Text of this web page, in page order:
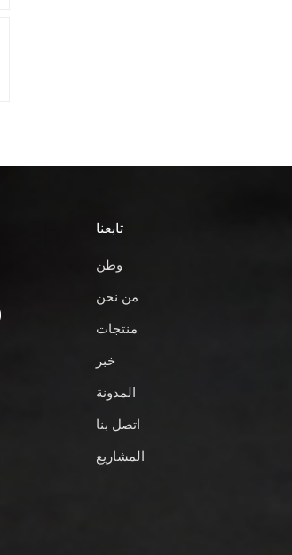
تابعنا
وطن
من نحن
منتجات
خبر
المدونة
اتصل بنا
المشاريع